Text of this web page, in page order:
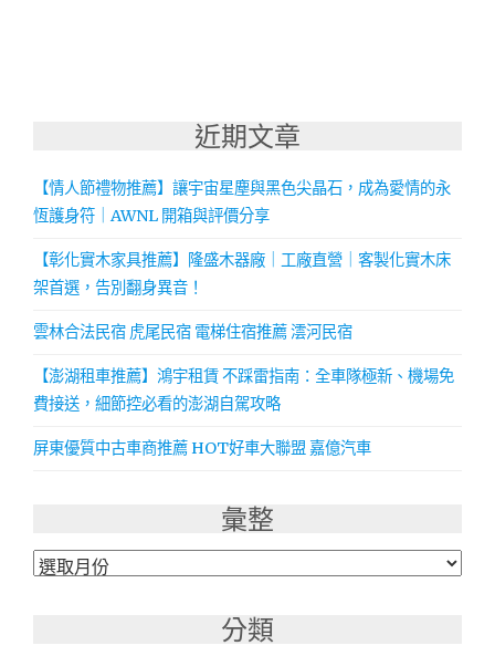
近期文章
【情人節禮物推薦】讓宇宙星塵與黑色尖晶石，成為愛情的永
恆護身符｜AWNL 開箱與評價分享
【彰化實木家具推薦】隆盛木器廠｜工廠直營｜客製化實木床
架首選，告別翻身異音！
雲林合法民宿 虎尾民宿 電梯住宿推薦 澐河民宿
【澎湖租車推薦】鴻宇租賃 不踩雷指南：全車隊極新、機場免
費接送，細節控必看的澎湖自駕攻略
屏東優質中古車商推薦 HOT好車大聯盟 嘉億汽車
彙整
彙
分類